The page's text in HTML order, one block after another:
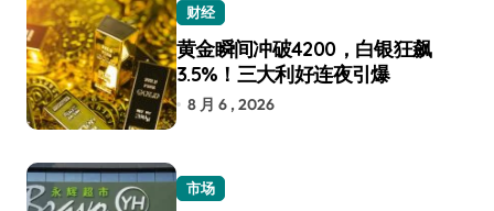
财经
黄金瞬间冲破4200，白银狂飙
3.5%！三大利好连夜引爆
8 月 6 , 2026
市场